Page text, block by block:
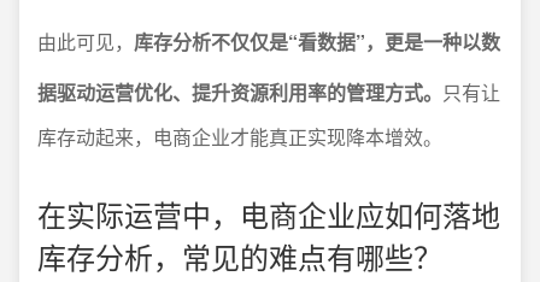
由此可见， 库存分析不仅仅是“看数据”，更是一种以数
据驱动运营优化、提升资源利用率的管理方式。 只有让
库存动起来，电商企业才能真正实现降本增效。
在实际运营中，电商企业应如何落地
库存分析，常见的难点有哪些？